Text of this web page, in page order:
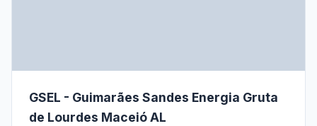
GSEL - Guimarães Sandes Energia Gruta
de Lourdes Maceió AL